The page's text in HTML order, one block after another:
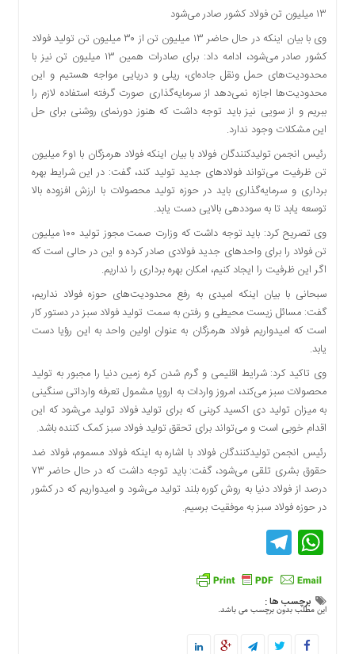
بین
الملل
یادداشت
چند
رسانه
۱۳ میلیون تن فولاد کشور صادر می‌شود
وی با بیان اینکه در حال حاضر ۱۳ میلیون تن از ۳۰ میلیون تن تولید فولاد
کشور صادر می‌شود، ادامه داد: برای صادرات همین ۱۳ میلیون تن نیز با
محدودیت‌های حمل ونقل جاده‌ای، ریلی و دریایی مواجه هستیم و این
محدودیت‌ها اجازه نمی‌دهد از سرمایه‌گذاری صورت گرفته استفاده لازم را
ببریم و از سویی نیز باید توجه داشت که هنوز دورنمای روشنی برای حل
این مشکلات وجود ندارد.
رئیس انجمن تولیدکنندگان فولاد با بیان اینکه فولاد هرمزگان با ۱و۶ میلیون
تن ظرفیت می‌تواند فولادهای جدید تولید کند، گفت: در این شرایط بهره
برداری و سرمایه‌گذاری باید در حوزه تولید محصولات با ارزش افزوده بالا
توسعه یابد تا به سوددهی بالایی دست یابد.
وی تصریح کرد: باید توجه داشت که وزارت صمت مجوز تولید ۱۰۰ میلیون
تن فولاد را برای واحدهای جدید فولادی صادر کرده و این در حالی است که
اگر این ظرفیت را ایجاد کنیم، امکان بهره برداری را نداریم.
سبحانی با بیان اینکه امیدی به رفع محدودیت‌های حوزه فولاد نداریم،
گفت: مسائل زیست محیطی و رفتن به سمت تولید فولاد سبز در دستور کار
است که امیدواریم فولاد هرمزگان به عنوان اولین واحد به این رؤیا دست
یابد.
وی تاکید کرد: شرایط اقلیمی و گرم شدن کره زمین دنیا را مجبور به تولید
محصولات سبز می‌کند، امروز واردات به اروپا مشمول تعرفه وارداتی سنگینی
به میزان تولید دی اکسید کربنی که برای تولید فولاد تولید می‌شود که این
اقدام خوبی است و می‌تواند برای تحقق تولید فولاد سبز کمک کننده باشد.
رئیس انجمن تولیدکنندگان فولاد با اشاره به اینکه فولاد مسموم، فولاد ضد
حقوق بشری تلقی می‌شود، گفت: باید توجه داشت که در حال حاضر ۷۳
درصد از فولاد دنیا به روش کوره بلند تولید می‌شود و امیدواریم که در کشور
در حوزه فولاد سبز به موفقیت برسیم.
WhatsApp
Telegram
برچسب ها :
این مطلب بدون برچسب می باشد.